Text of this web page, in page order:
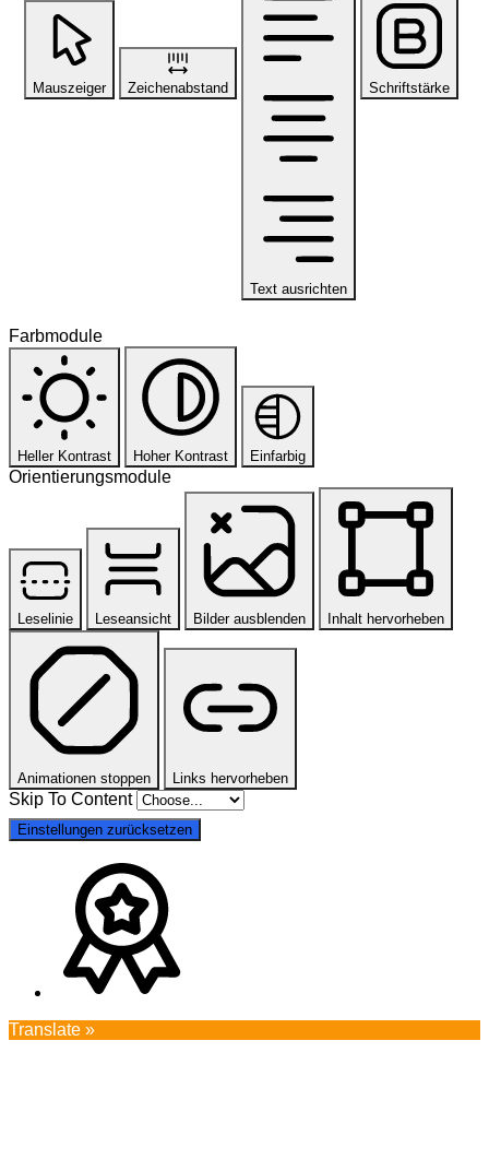
Mauszeiger Zeichenabstand
Text ausrichten
Schriftstärke
Farbmodule
Heller Kontrast Hoher Kontrast Einfarbig
Orientierungsmodule
Leselinie Leseansicht Bilder ausblenden Inhalt hervorheben
Animationen stoppen Links hervorheben
Skip To Content
Einstellungen zurücksetzen
Translate »